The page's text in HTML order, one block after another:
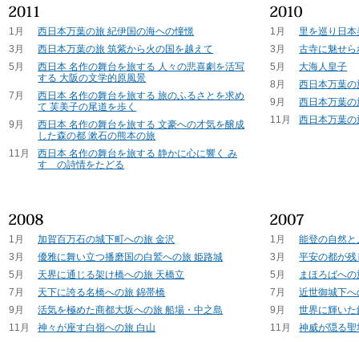
1月
西日本万葉の旅 紀伊国の海ヘの憧憬
3月
西日本万葉の旅 筑紫から火の国を越えて
5月
西日本 名作の舞台を旅する 人々の悲喜劇を活写
する 大阪の文学的原風景
7月
西日本 名作の舞台を旅する 旅のふるさとを求め
て 芙美子の尾道を歩く
9月
西日本 名作の舞台を旅する 文豪への才気を醸成
した森の都 漱石の熊本の旅
11月
西日本 名作の舞台を旅する 静かに心に響く み
すゞの詩情をたどる
1月
里を巡り日
3月
古寺に魅せ
5月
大海人皇子
8月
西日本万葉
9月
西日本万葉
11月
西日本万葉
1月
加賀百万石の城下町への旅 金沢
3月
優雅に舞い立つ播磨国の白鷲への旅 姫路城
5月
天界に通じる架け橋への旅 天橋立
7月
天下に誇る名橋への旅 錦帯橋
9月
活気を極めた商都大坂への旅 船場・中之島
11月
神々が座す白嶺への旅 白山
1月
能登の自然
3月
平安の都が
5月
まほろばへ
7月
近世御城下
9月
世界に輝い
11月
神威が隠る